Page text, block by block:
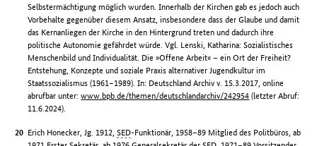
Selbstermächtigung möglich wurden. Innerhalb der Kirchen gab es jedoch auch
Vorbehalte gegenüber diesem Ansatz, insbesondere dass der Glaube und damit
das Kernanliegen der Kirche in den Hintergrund treten und dadurch ihre
politische Autonomie gefährdet würde. Vgl. Lenski, Katharina: Sozialistisches
Menschenbild und Individualität. Die »Offene Arbeit« – ein Ort der Freiheit?
Entstehung, Konzepte und soziale Praxis alternativer Jugendkultur im
Staatssozialismus (1961–1989). In: Deutschland Archiv v. 15.3.2017, online
abrufbar unter:www.bpb.de/themen/deutschlandarchiv/242954 (letzter Abruf:
11.6.2024).
Erich Honecker, Jg. 1912,SED-Funktionär, 1958–89 Mitglied des Politbüros, ab